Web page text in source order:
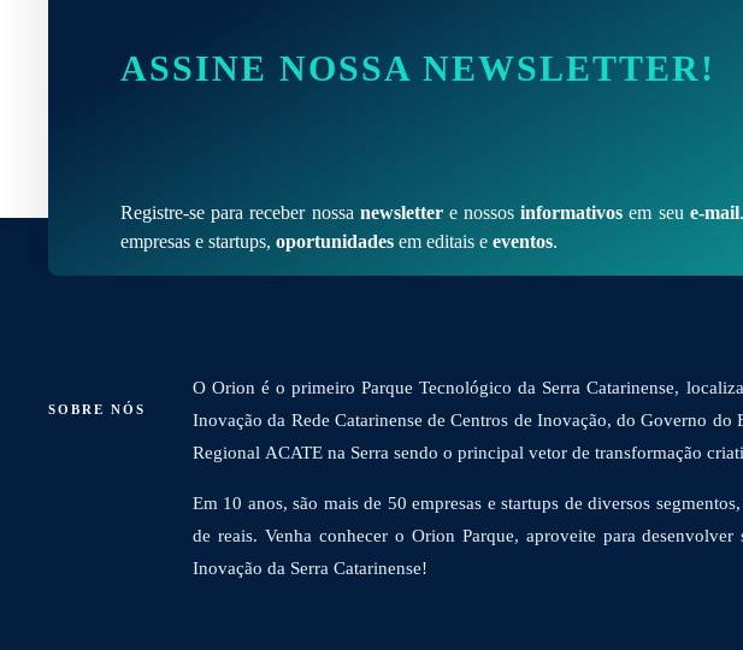
ASSINE NOSSA NEWSLETTER!
Registre-se para receber nossa newslettere nossosinformativos em seu e-mail.
empresas e startups, oportunidades em editais e eventos.
SOBRE NÓS
O Orion é o primeiro Parque Tecnológico da Serra Catarinense,
Inovação da Rede Catarinense de Centros de Inovação, do Governo do
Regional ACATE na Serra sendo o principal vetor de transformação
Em 10 anos, são mais de 50 empresas e startups de diversos
de reais. Venha conhecer o Orion Parque, aproveite para
Inovação da Serra Catarinense!